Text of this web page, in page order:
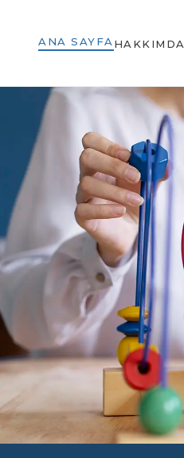
ANA SAYFA HAKKIMDA